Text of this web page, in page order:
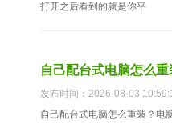
打开之后看到的就是你平
自己配台式电脑怎么
发布时间：2026-08-03
自己配台式电脑怎么重装？电